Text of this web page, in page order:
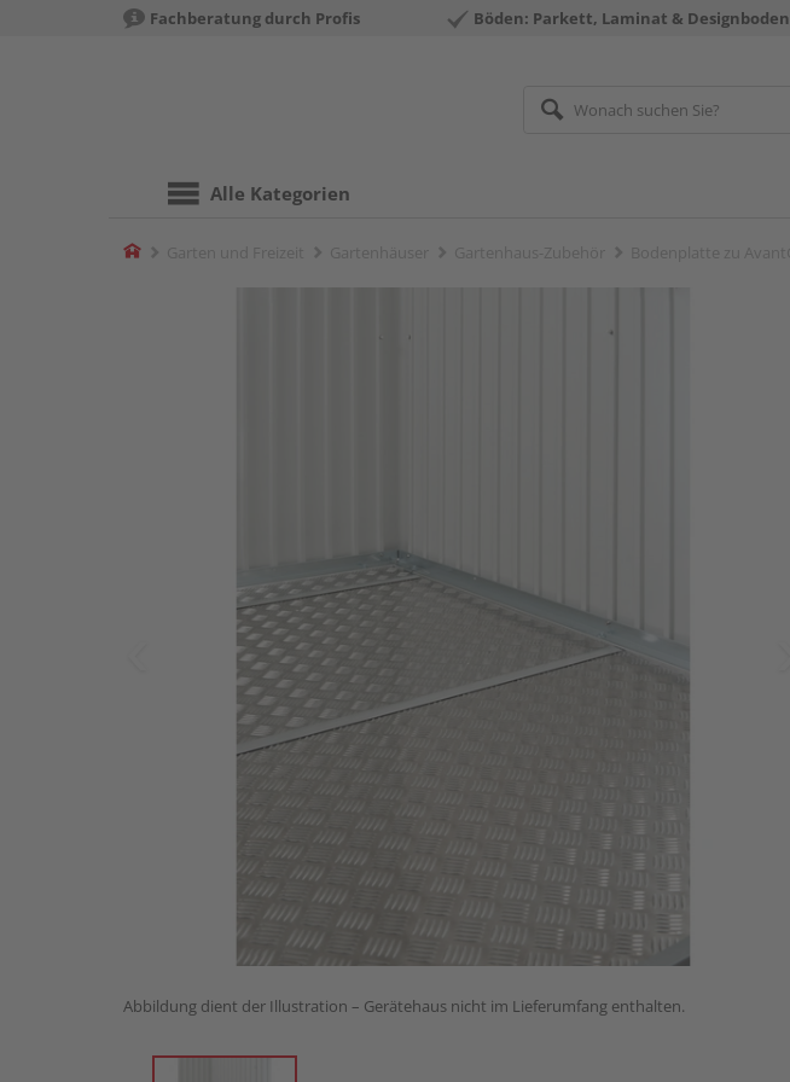
Fachberatung durch Profis Böden: Parkett, Laminat & Designboden
Alle Kategorien
Home
Abbildung dient der Illustration – Gerätehaus nicht im Lieferumfang enthalten.